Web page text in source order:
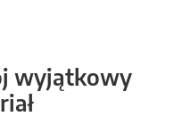
wyjątkowy